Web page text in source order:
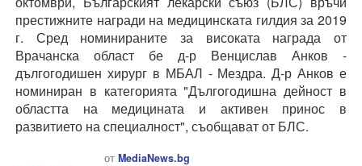
престижните награди на медицинската гилдия за 2019
г. Сред номинираните за високата награда от
Врачанска област бе д-р Венцислав Анков -
дългогодишен хирург в МБАЛ - Мездра. Д-р Анков е
номиниран в категорията "Дългогодишна дейност в
областта на медицината и активен принос в
развитието на специалност", съобщават от БЛС.
от MediaNews.bg